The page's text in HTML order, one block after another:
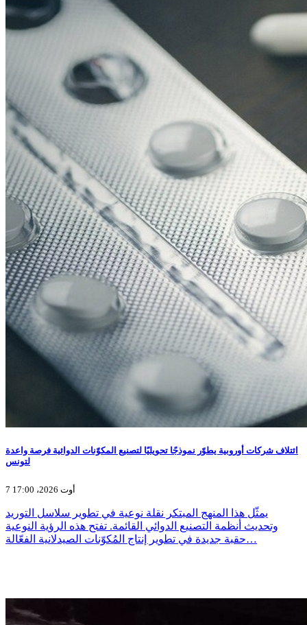
ائتلاف شركات أوروبية يطوّر نموذجًا تحويليًا لتصنيع المكوّنات الدوائية فرصة واعدة
لتونس
7 أوت 2026، 17:00
يمثّل هذا المنهج المبتكر نقلة نوعية في تطوير سلاسل التوريد
وتحديث أنظمة التصنيع الدوائي القائمة. تفتح هذه الرؤية النوعية
حقبة جديدة في تطوير إنتاج المُكوّنات الصيدلانية الفعّالة…